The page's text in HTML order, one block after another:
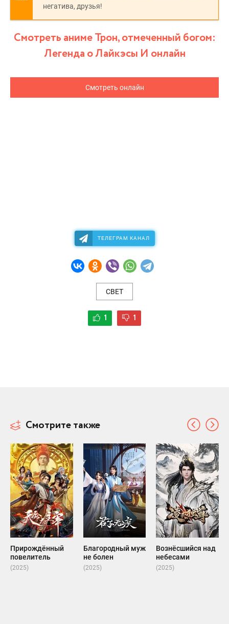
негатива, друзья!
Смотреть аниме Трон, отмеченный богом:
Легенда о Лайкэсы И онлайн
Смотреть онлайн
ТЕЛЕГРАМ КАНАЛ
СВЕТ
1 1
Смотрите также
Прирождённый
повелитель
(2025)
Благородный муж
не болен
(2025)
Вознёсшийся над
небесами
(2025)